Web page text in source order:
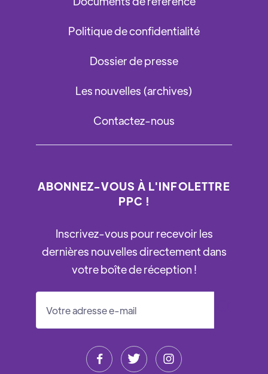
Politique de confidentialité
Dossier de presse
Les nouvelles (archives)
Contactez-nous
ABONNEZ-VOUS À L'INFOLETTRE
PPC !
Inscrivez-vous pour recevoir les
dernières nouvelles directement dans
votre boîte de réception !
  